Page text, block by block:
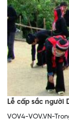
Lễ cấp sắc người
VOV4-VOV.VN-